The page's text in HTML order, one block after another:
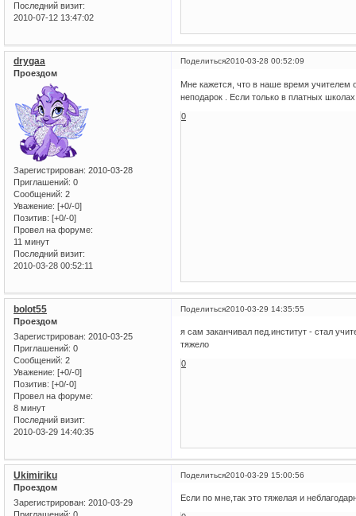
Последний визит:
2010-07-12 13:47:02
Поделиться2010-03-28 00:52:09
drygaa
Проездом
Зарегистрирован: 2010-03-28
Приглашений: 0
Сообщений: 2
Уважение: [+0/-0]
Позитив: [+0/-0]
Провел на форуме:
11 минут
Последний визит:
2010-03-28 00:52:11
Мне кажется, что в наше время учителем
неподарок . Если только в платных
0
Поделиться2010-03-29 14:35:55
bolot55
Проездом
Зарегистрирован: 2010-03-25
Приглашений: 0
Сообщений: 2
Уважение: [+0/-0]
Позитив: [+0/-0]
Провел на форуме:
8 минут
Последний визит:
2010-03-29 14:40:35
я сам заканчивал пед.институт - стал
тяжело
0
Поделиться2010-03-29 15:00:56
Ukimiriku
Проездом
Зарегистрирован: 2010-03-29
Если по мне,так это тяжелая и